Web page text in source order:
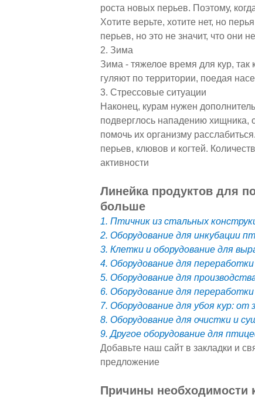
роста новых перьев. Поэтому,
Хотите верьте, хотите нет, но
перьев, но это не значит, что они
2. Зима
Зима - тяжелое время для кур, так
гуляют по территории, поедая
3. Стрессовые ситуации
Наконец, курам нужен
подверглось нападению хищника,
помочь их организму
перьев, клювов и когтей.
активности
Линейка продуктов для
больше
1. Птичник из стальных
2. Оборудование для инкубации
3. Клетки и оборудование для
4. Оборудование для
5. Оборудование для
6. Оборудование для
7. Оборудование для убоя кур: от
8. Оборудование для очистки и
9. Другое оборудование для
Добавьте наш сайт в закладки и
предложение
Причины необходимости